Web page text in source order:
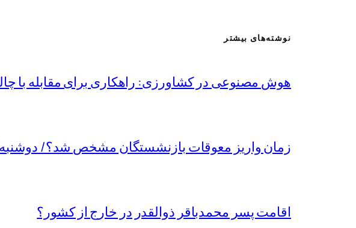
نوشته‌های بیشتر
هوش مصنوعی در کشاورزی: راهکاری برای مقابله با
زمان واریز معوقات بازنشستگان مشخص شد؟/ دوشنبه
اقامت پسر محمدباقر ذوالقدر در خارج از کشور؟